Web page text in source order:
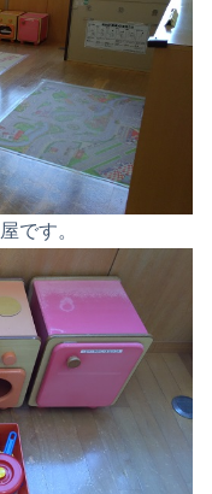
です。